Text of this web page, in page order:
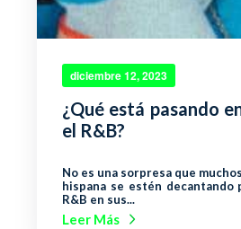
diciembre 12, 2023
¿Qué está pasando
el R&B?
No es una sorpresa que
hispana se estén
R&B en sus...
Leer Más